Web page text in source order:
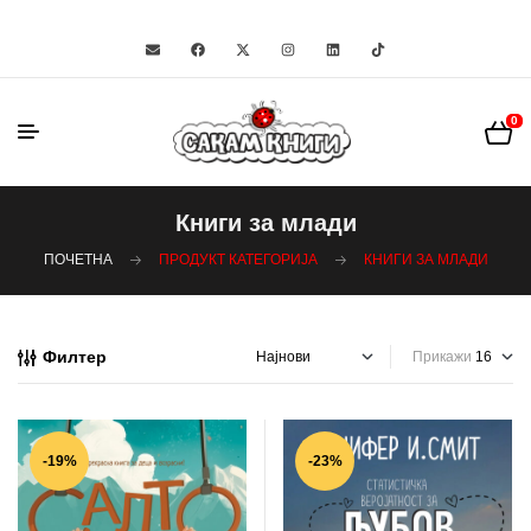
0
Книги за млади
ПОЧЕТНА ПРОДУКТ КАТЕГОРИЈА КНИГИ ЗА МЛАДИ
Филтер Прикажи
-19% -23%